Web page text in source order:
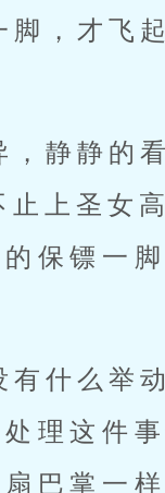
，才飞
静静的
上圣女
保镖一
什么举
理这件
巴掌一